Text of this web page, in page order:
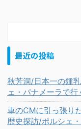
最近の投稿
秋芳洞/日本一の鍾
ェ・パナメーラで行
車のCMに引っ張り
歴史探訪/ポルシェ